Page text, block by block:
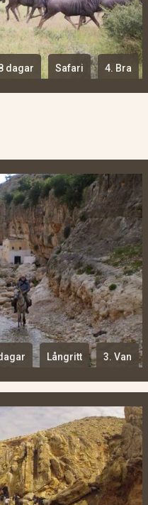
dagar Safari 4. Bra
Långritt 3. Van